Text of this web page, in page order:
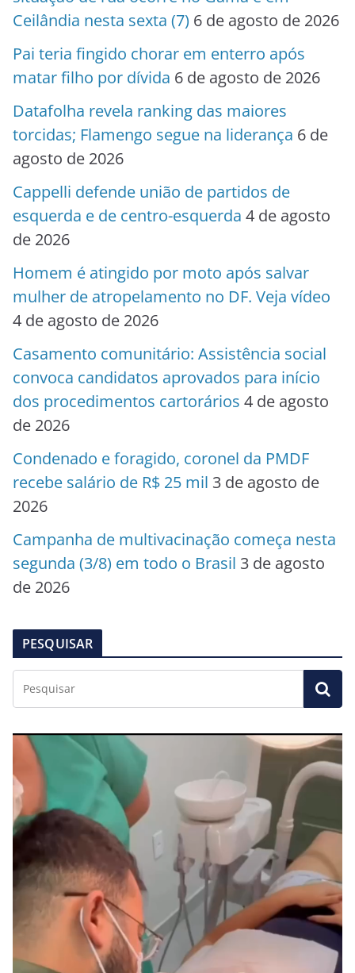
Ceilândia nesta sexta (7) 6 de agosto de 2026
Pai teria fingido chorar em enterro após
matar filho por dívida 6 de agosto de 2026
Datafolha revela ranking das maiores
torcidas; Flamengo segue na liderança 6 de
agosto de 2026
Cappelli defende união de partidos de
esquerda e de centro-esquerda 4 de agosto
de 2026
Homem é atingido por moto após salvar
mulher de atropelamento no DF. Veja vídeo
4 de agosto de 2026
Casamento comunitário: Assistência social
convoca candidatos aprovados para início
dos procedimentos cartorários 4 de agosto
de 2026
Condenado e foragido, coronel da PMDF
recebe salário de R$ 25 mil 3 de agosto de
2026
Campanha de multivacinação começa nesta
segunda (3/8) em todo o Brasil 3 de agosto
de 2026
PESQUISAR